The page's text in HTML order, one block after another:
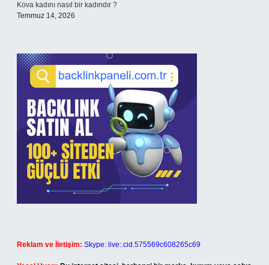
Kova kadını nasıl bir kadındır ?
Temmuz 14, 2026
Reklam ve İletişim: Skype: live:.cid.575569c608265c69